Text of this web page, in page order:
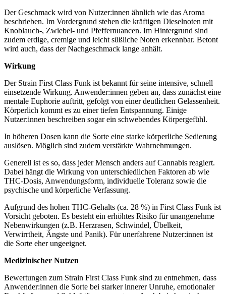
Der Geschmack wird von Nutzer:innen ähnlich wie das Aroma
beschrieben. Im Vordergrund stehen die kräftigen Dieselnoten mit
Knoblauch-, Zwiebel- und Pfeffernuancen. Im Hintergrund sind
zudem erdige, cremige und leicht süßliche Noten erkennbar. Betont
wird auch, dass der Nachgeschmack lange anhält.
Wirkung
Der Strain First Class Funk ist bekannt für seine intensive, schnell
einsetzende Wirkung. Anwender:innen geben an, dass zunächst eine
mentale Euphorie auftritt, gefolgt von einer deutlichen Gelassenheit.
Körperlich kommt es zu einer tiefen Entspannung. Einige
Nutzer:innen beschreiben sogar ein schwebendes Körpergefühl.
In höheren Dosen kann die Sorte eine starke körperliche Sedierung
auslösen. Möglich sind zudem verstärkte Wahrnehmungen.
Generell ist es so, dass jeder Mensch anders auf Cannabis reagiert.
Dabei hängt die Wirkung von unterschiedlichen Faktoren ab wie
THC-Dosis, Anwendungsform, individuelle Toleranz sowie die
psychische und körperliche Verfassung.
Aufgrund des hohen THC-Gehalts (ca. 28 %) in First Class Funk ist
Vorsicht geboten. Es besteht ein erhöhtes Risiko für unangenehme
Nebenwirkungen (z.B. Herzrasen, Schwindel, Übelkeit,
Verwirrtheit, Ängste und Panik). Für unerfahrene Nutzer:innen ist
die Sorte eher ungeeignet.
Medizinischer Nutzen
Bewertungen zum Strain First Class Funk sind zu entnehmen, dass
Anwender:innen die Sorte bei starker innerer Unruhe, emotionaler